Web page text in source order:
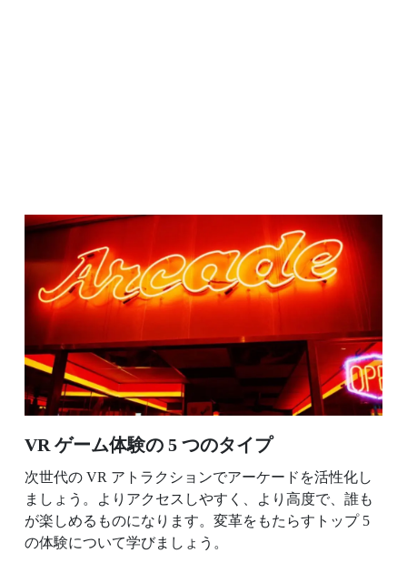
VR ゲーム体験の 5 つのタイプ
次世代の VR アトラクションでアーケードを活性化し
ましょう。よりアクセスしやすく、より高度で、誰も
が楽しめるものになります。変革をもたらすトップ 5
の体験について学びましょう。